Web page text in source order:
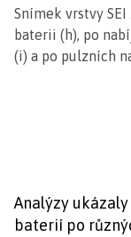
Snímek vrstvy
baterii (h), po
(i) a po pulzních
Analýzy
baterií po